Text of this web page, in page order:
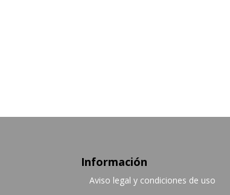
Información
Aviso legal y condiciones de uso